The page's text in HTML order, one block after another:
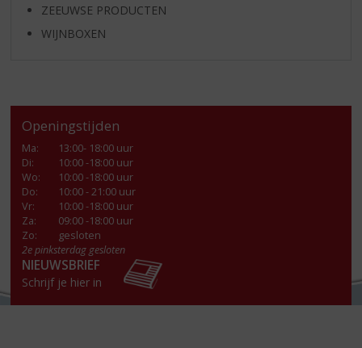
ZEEUWSE PRODUCTEN
WIJNBOXEN
Openingstijden
Ma:
13:00- 18:00 uur
Di:
10:00 -18:00 uur
Wo:
10:00 -18:00 uur
Do:
10:00 - 21:00 uur
Vr:
10:00 -18:00 uur
Za:
09:00 -18:00 uur
Zo:
gesloten
2e pinksterdag gesloten
NIEUWSBRIEF
Schrijf je hier in